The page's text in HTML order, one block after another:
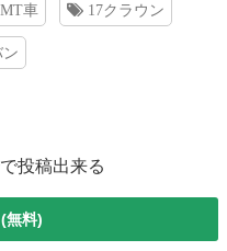
MT車 17クラウン
ン
投稿出来る
無料)